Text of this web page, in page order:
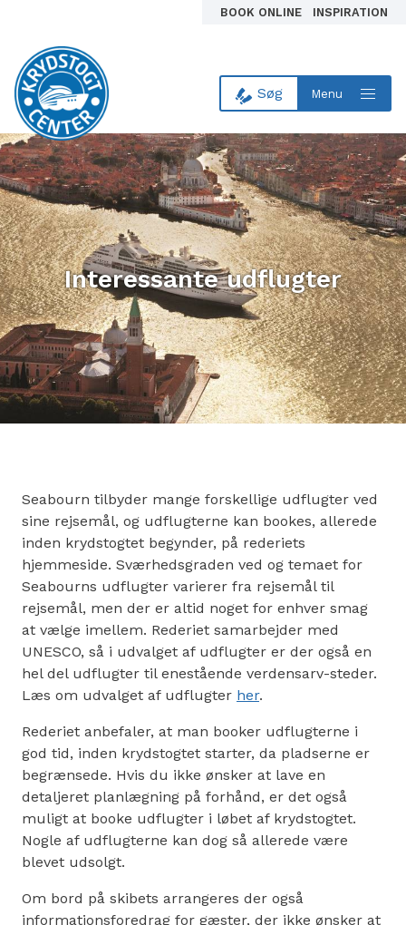
BOOK ONLINE INSPIRATION
Til forsiden
Søg Menu
Interessante udflugter
Seabourn tilbyder mange forskellige udflugter ved
sine rejsemål, og udflugterne kan bookes, allerede
inden krydstogtet begynder, på rederiets
hjemmeside. Sværhedsgraden ved og temaet for
Seabourns udflugter varierer fra rejsemål til
rejsemål, men der er altid noget for enhver smag
at vælge imellem. Rederiet samarbejder med
UNESCO, så i udvalget af udflugter er der også en
hel del udflugter til enestående verdensarv-steder.
Læs om udvalget af udflugter her.
Rederiet anbefaler, at man booker udflugterne i
god tid, inden krydstogtet starter, da pladserne er
begrænsede. Hvis du ikke ønsker at lave en
detaljeret planlægning på forhånd, er det også
muligt at booke udflugter i løbet af krydstogtet.
Nogle af udflugterne kan dog så allerede være
blevet udsolgt.
Om bord på skibets arrangeres der også
informationsforedrag for gæster, der ikke ønsker at